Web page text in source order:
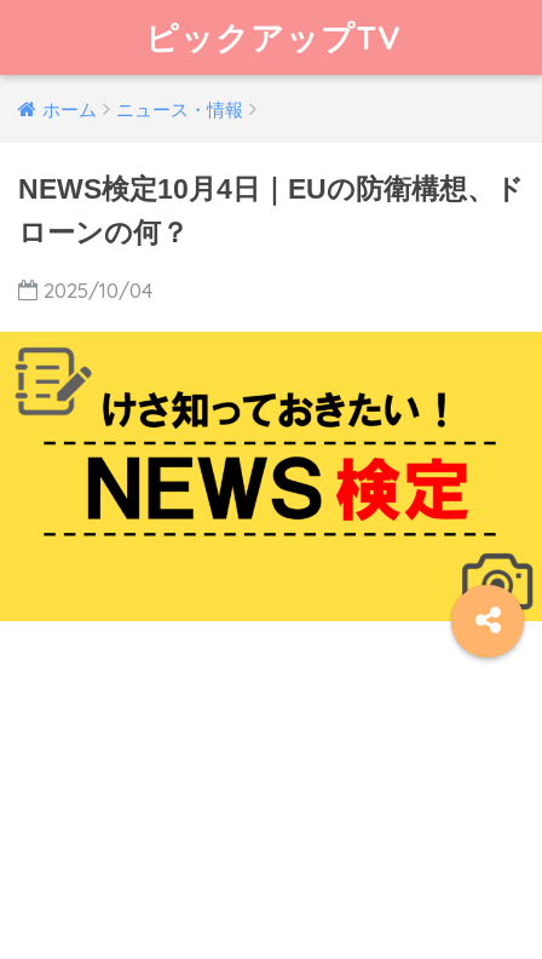
ピックアップTV
ホーム ニュース・情報
NEWS検定10月4日｜EUの防衛構想、ド
ローンの何？
2025/10/04